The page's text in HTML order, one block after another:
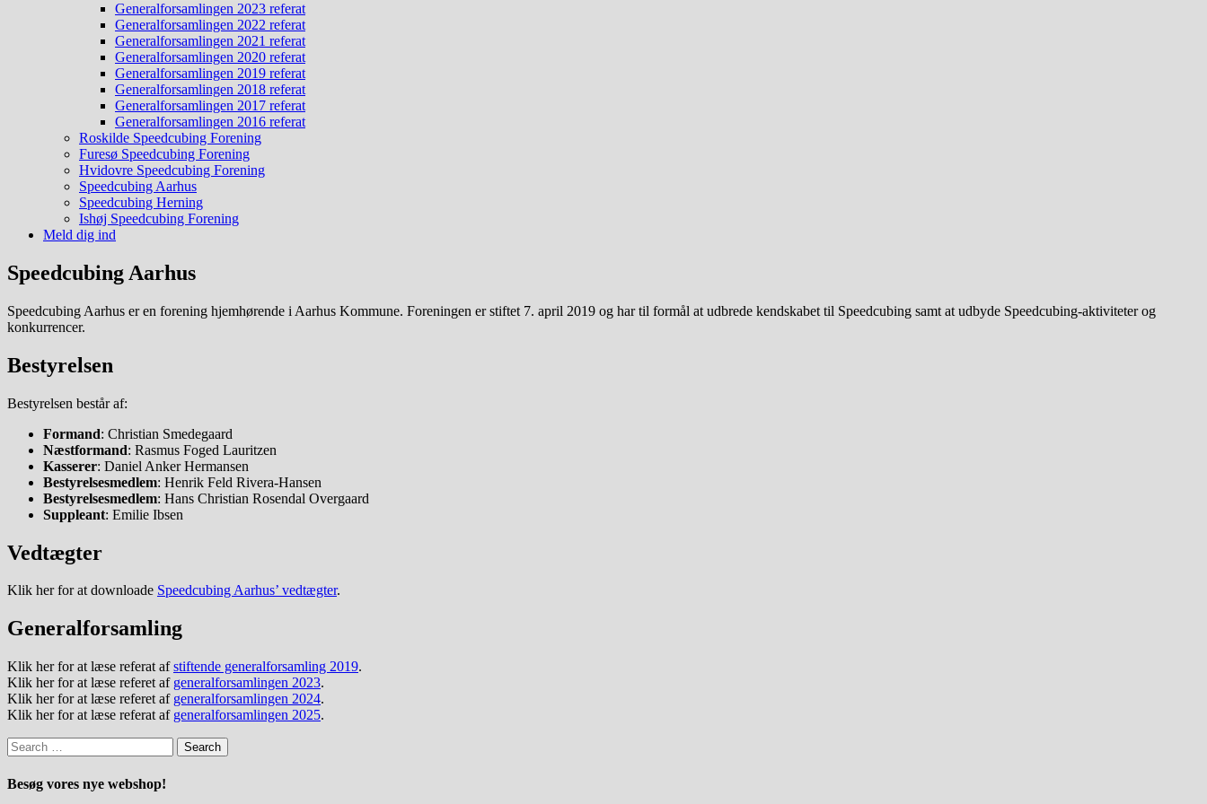
Generalforsamlingen 2023 referat
Generalforsamlingen 2022 referat
Generalforsamlingen 2021 referat
Generalforsamlingen 2020 referat
Generalforsamlingen 2019 referat
Generalforsamlingen 2018 referat
Generalforsamlingen 2017 referat
Generalforsamlingen 2016 referat
Roskilde Speedcubing Forening
Furesø Speedcubing Forening
Hvidovre Speedcubing Forening
Speedcubing Aarhus
Speedcubing Herning
Ishøj Speedcubing Forening
Meld dig ind
Speedcubing Aarhus
Speedcubing Aarhus er en forening hjemhørende i Aarhus Kommune. Foreningen er stiftet 7. april 2019 og har til formål at udbrede kendskabet til Speedcubing samt at udbyde Speedcubing-aktiviteter og
konkurrencer.
Bestyrelsen
Bestyrelsen består af:
Formand: Christian Smedegaard
Næstformand: Rasmus Foged Lauritzen
Kasserer: Daniel Anker Hermansen
Bestyrelsesmedlem: Henrik Feld Rivera-Hansen
Bestyrelsesmedlem: Hans Christian Rosendal Overgaard
Suppleant: Emilie Ibsen
Vedtægter
Klik her for at downloade Speedcubing Aarhus’ vedtægter.
Generalforsamling
Klik her for at læse referat afstiftende generalforsamling 2019.
Klik her for at læse referet af generalforsamlingen 2023.
Klik her for at læse referet af generalforsamlingen 2024.
Klik her for at læse referat af generalforsamlingen 2025.
Search
for:
Besøg vores nye webshop!